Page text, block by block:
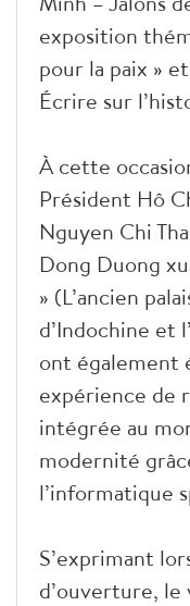
exposition
pour la paix »
Écrire sur
À cette
Président Hô
Nguyen Chi
Dong Duong
» (L’ancien
d’Indochine et
ont également
expérience de
intégrée au
modernité
l’informatique
S’exprimant
d’ouverture,